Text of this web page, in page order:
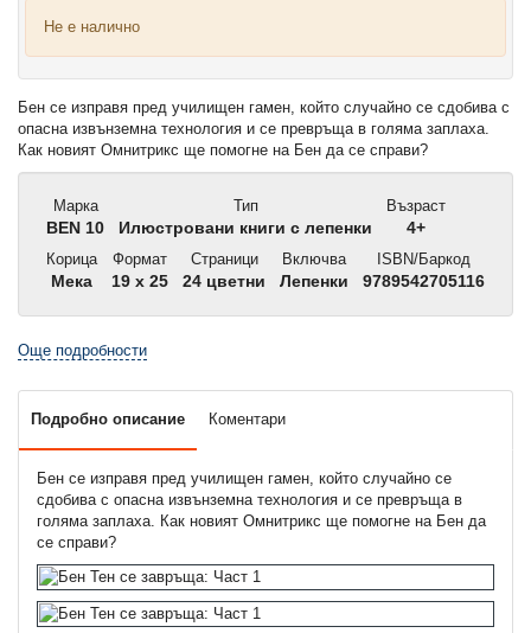
Не е налично
Бен се изправя пред училищен гамен, който случайно се сдобива с
опасна извънземна технология и се превръща в голяма заплаха.
Как новият Омнитрикс ще помогне на Бен да се справи?
Марка
BEN 10
Тип
Илюстровани книги с лепенки
Възраст
4+
Корица
Мека
Формат
19 x 25
Страници
24 цветни
Включва
Лепенки
ISBN/Баркод
9789542705116
Още подробности
Подробно описание Коментари
Бен се изправя пред училищен гамен, който случайно се
сдобива с опасна извънземна технология и се превръща в
голяма заплаха. Как новият Омнитрикс ще помогне на Бен да
се справи?